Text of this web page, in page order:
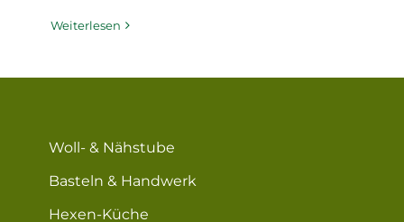
Weiterlesen
Woll- & Nähstube
Basteln & Handwerk
Hexen-Küche